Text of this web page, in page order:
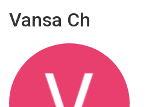
Vansa Ch